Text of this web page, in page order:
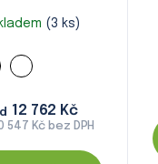
(3 ks)
547 Kč bez DPH
12 762 Kč